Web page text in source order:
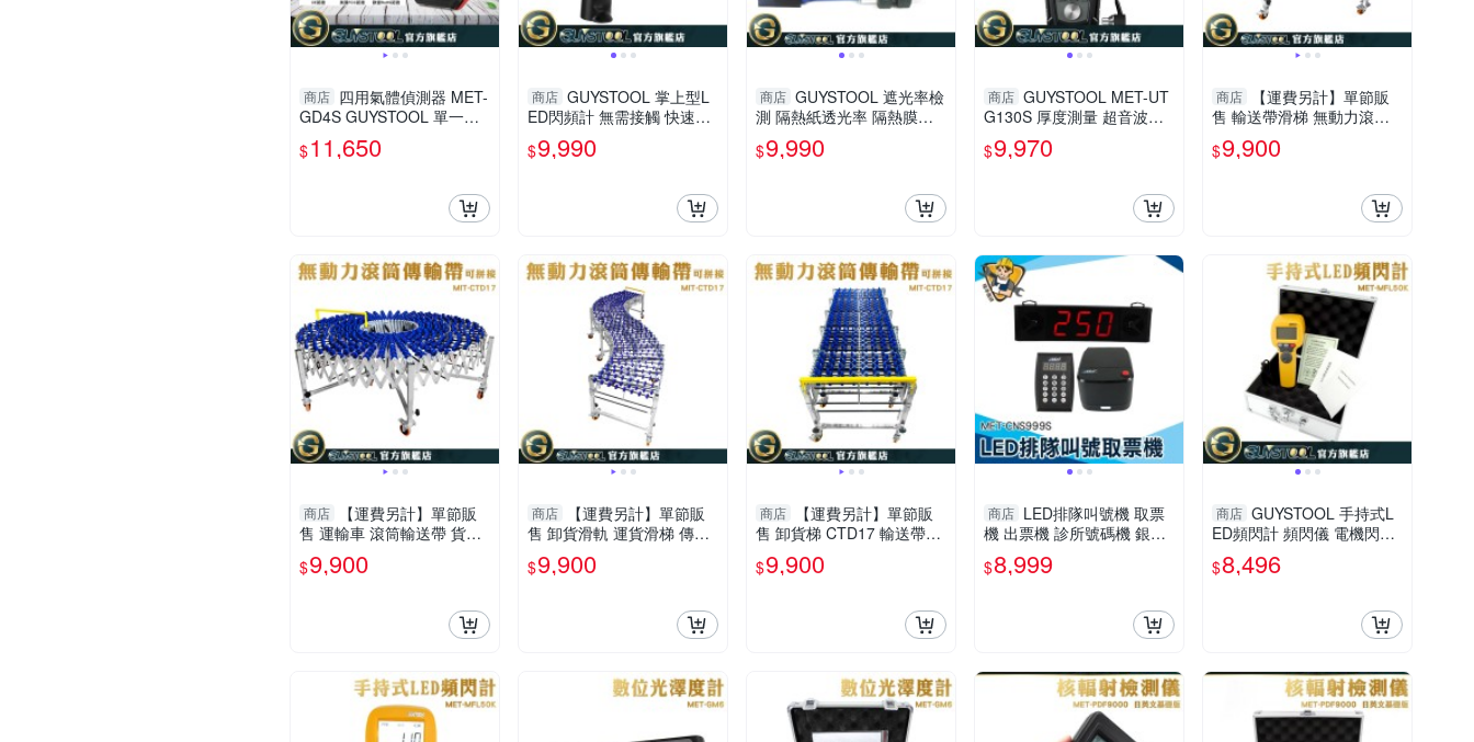
商店 四用氣體偵測器 MET-
GD4S GUYSTOOL 單一氣
體測量 氣體偵測器 可燃氣
體 一氧化碳偵測器 CE認證
$11,650
商店 GUYSTOOL 掌上型L
ED閃頻計 無需接觸 快速測
量 高頻閃燈 MET-MFLL235
0 非接觸轉速頻閃儀 頻閃儀
$9,990
商店 GUYSTOOL 遮光率檢
測 隔熱紙透光率 隔熱膜檢
測儀 MET-LH1000 光密度
儀 濁度測試 專業儀器 透光
$9,990
商店 GUYSTOOL MET-UT
G130S 厚度測量 超音波測
厚儀 超聲波測厚儀 厚度測
量儀 用途廣 品質管控
$9,970
商店
【運費另計】單節販
售 輸送帶滑梯 無動力滾筒
卸貨梯 無動力傳送帶 卸貨
滑梯 CTD17 滑梯輸送帶
$9,900
商店
【運費另計】單節販
售 運輸車 滾筒輸送帶 貨物
滾輪架 CTD17 搬運車 卸貨
神器 無動力滾筒傳送帶
$9,900
商店
【運費另計】單節販
售 卸貨滑軌 運貨滑梯 傳送
帶 卸貨神器 MIT-CTD17 貨
物滾輪架 滑梯輸送帶
$9,900
商店
【運費另計】單節販
售 卸貨梯 CTD17 輸送帶設
備 卸貨省力 輸送設備 流水
線輸送 無動力滾筒傳送帶
$9,900
商店 LED排隊叫號機 取票
機 出票機 診所號碼機 銀行
取票機 語音報號呼叫器 銀
行取票機 130-CNS999S
$8,999
商店 GUYSTOOL 手持式L
ED頻閃計 頻閃儀 電機閃光
閃頻測速儀 轉速計 MET-M
FL50K 印刷業
$8,496